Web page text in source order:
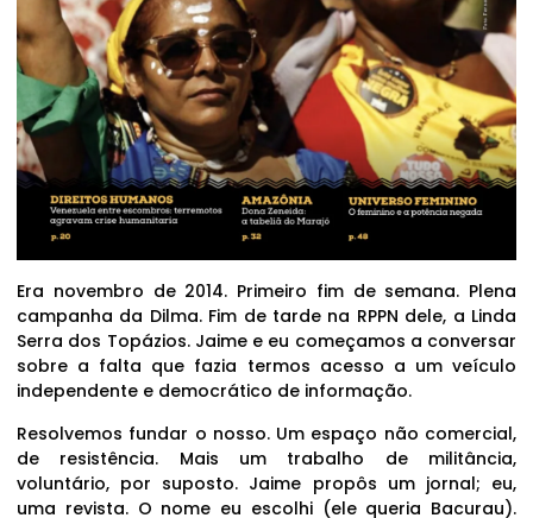
Era novembro de 2014. Primeiro fim de semana. Plena
campanha da Dilma. Fim de tarde na RPPN dele, a Linda
Serra dos Topázios. Jaime e eu começamos a conversar
sobre a falta que fazia termos acesso a um veículo
independente e democrático de informação.
Resolvemos fundar o nosso. Um espaço não comercial,
de resistência. Mais um trabalho de militância,
voluntário, por suposto. Jaime propôs um jornal; eu,
uma revista. O nome eu escolhi (ele queria Bacurau).